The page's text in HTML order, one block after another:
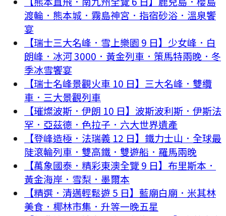
渡輪．熊本城．霧島神宮．指宿砂浴．溫泉饗
宴
【瑞士三大名峰．雪上樂園 9 日】少女峰．白
朗峰．冰河 3000．黃金列車．策馬特兩晚．冬
季冰雪饗宴
【瑞士名峰景觀火車 10 日】三大名峰．雙纜
車．三大景觀列車
【璀燦波斯．伊朗 10 日】波斯波利斯．伊斯法
罕．亞茲德．色拉子．六大世界遺產
【登峰造極．法瑞義 12 日】鐵力士山．全球最
陡滾輪列車．雙高鐵．雙遊船．羅馬兩晚
【萬象國泰．精彩東澳全覽 9 日】布里斯本．
黃金海岸．雪梨．墨爾本
【精選．清邁輕鬆遊 5 日】藍廟白廟．米其林
美食．椰林市集．升等一晚五星